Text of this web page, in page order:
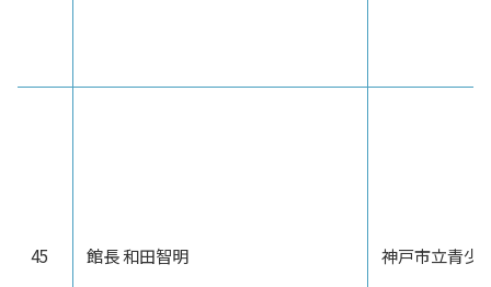
45 館長 和田智明 神戸市立青少